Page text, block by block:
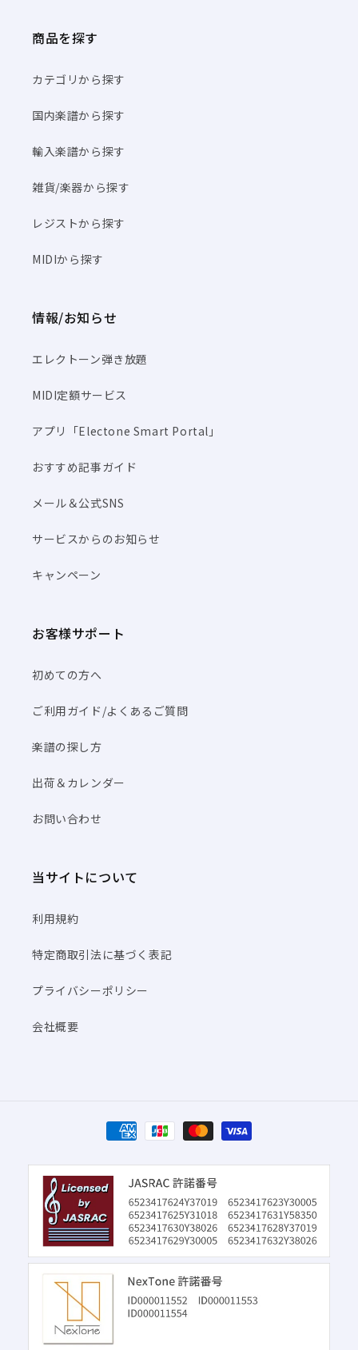
商品を探す
カテゴリから探す
国内楽譜から探す
輸入楽譜から探す
雑貨/楽器から探す
レジストから探す
MIDIから探す
情報/お知らせ
エレクトーン弾き放題
MIDI定額サービス
アプリ「Electone Smart Portal」
おすすめ記事ガイド
メール＆公式SNS
サービスからのお知らせ
キャンペーン
お客様サポート
初めての方へ
ご利用ガイド/よくあるご質問
楽譜の探し方
出荷＆カレンダー
お問い合わせ
当サイトについて
利用規約
特定商取引法に基づく表記
プライバシーポリシー
会社概要
決
済
方
法